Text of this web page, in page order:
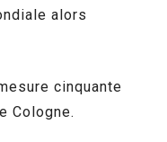
alors
cinquante
Cologne.